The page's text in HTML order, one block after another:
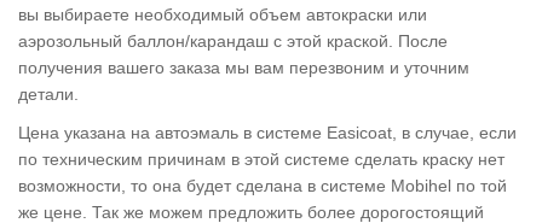
вы выбираете необходимый объем автокраски или
аэрозольный баллон/карандаш с этой краской. После
получения вашего заказа мы вам перезвоним и уточним
детали.
Цена указана на автоэмаль в системе Easicoat, в случае, если
по техническим причинам в этой системе сделать краску нет
возможности, то она будет сделана в системе Mobihel по той
же цене. Так же можем предложить более дорогостоящий